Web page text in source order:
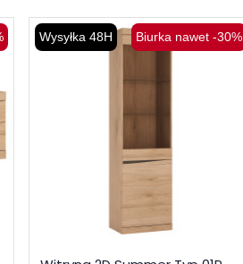
Wysyłka 48H Biurka nawet -30%